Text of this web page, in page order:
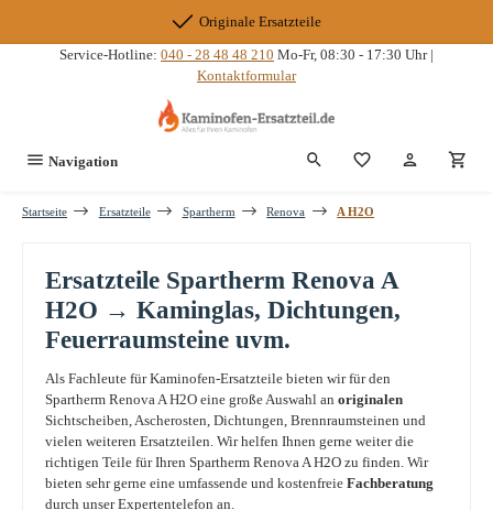
Originale Ersatzteile
Service-Hotline: 040 - 28 48 48 210 Mo-Fr, 08:30 - 17:30 Uhr |
Kontaktformular
Navigation Du hast 0
Startseite Ersatzteile Spartherm Renova A H2O
Ersatzteile Spartherm Renova A
H2O → Kaminglas, Dichtungen,
Feuerraumsteine uvm.
Als Fachleute für Kaminofen-Ersatzteile bieten wir für den
Spartherm Renova A H2O eine große Auswahl an originalen
Sichtscheiben, Ascherosten, Dichtungen, Brennraumsteinen und
vielen weiteren Ersatzteilen. Wir helfen Ihnen gerne weiter die
richtigen Teile für Ihren Spartherm Renova A H2O zu finden. Wir
bieten sehr gerne eine umfassende und kostenfreie Fachberatung
durch unser Expertentelefon an.